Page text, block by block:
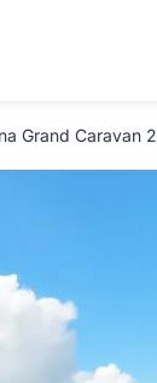
Grand Caravan